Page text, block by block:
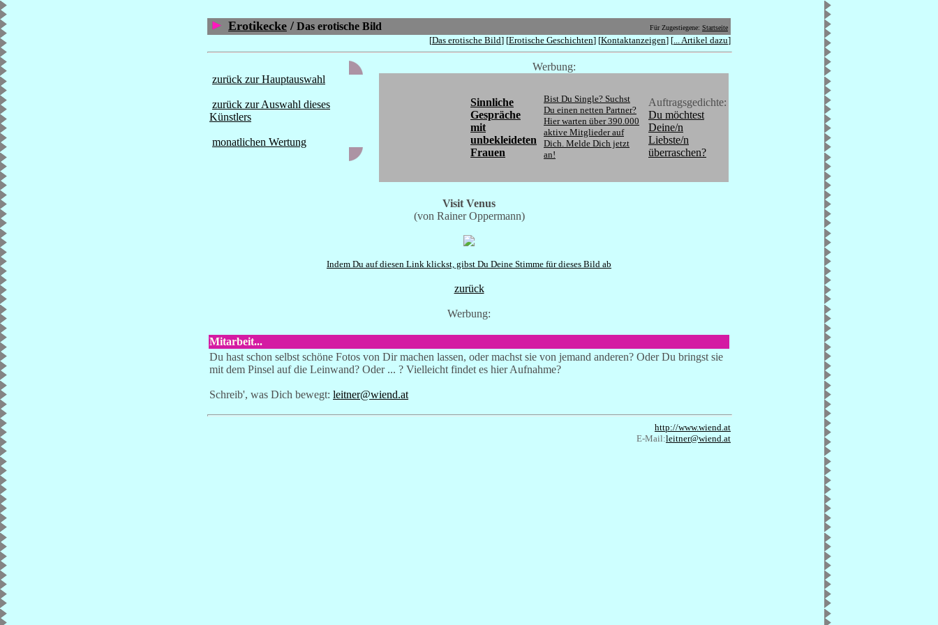
Erotikecke / Das erotische Bild Für Zugestiegene: Startseite
[Das erotische Bild] [Erotische Geschichten] [Kontaktanzeigen] [... Artikel dazu]
zurück zur Hauptauswahl
zurück zur Auswahl dieses
Künstlers
monatlichen Wertung
Werbung:
Sinnliche
Gespräche
mit
unbekleideten
Frauen
Bist Du Single? Suchst
Du einen netten Partner?
Hier warten über 390.000
aktive Mitglieder auf
Dich. Melde Dich jetzt
an!
Auftragsgedichte:
Du möchtest
Deine/n
Liebste/n
überraschen?
Visit Venus
(von Rainer Oppermann)
Indem Du auf diesen Link klickst, gibst Du Deine Stimme für dieses Bild ab
zurück
Werbung:
Mitarbeit...
Du hast schon selbst schöne Fotos von Dir machen lassen, oder machst sie von jemand anderen? Oder Du bringst sie
mit dem Pinsel auf die Leinwand? Oder ... ? Vielleicht findet es hier Aufnahme?
Schreib', was Dich bewegt: leitner@wiend.at
http://www.wiend.at
E-Mail:leitner@wiend.at